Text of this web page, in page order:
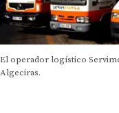
El operador logístico
Algeciras.